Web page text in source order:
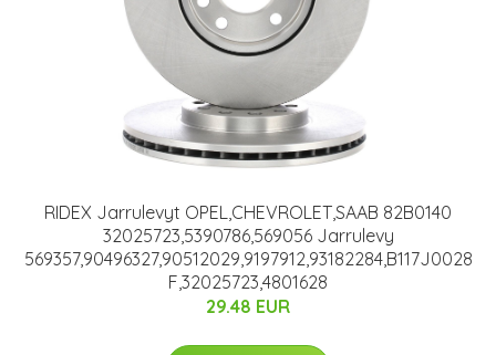
RIDEX Jarrulevyt OPEL,CHEVROLET,SAAB 82B0140
32025723,5390786,569056 Jarrulevy
569357,90496327,90512029,9197912,93182284,B117J0028
F,32025723,4801628
29.48 EUR